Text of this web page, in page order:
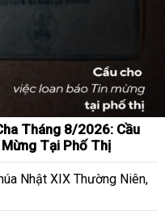
Tháng 8/2026: Cầu
Tại Phố Thị
Nhật XIX Thường Niên,